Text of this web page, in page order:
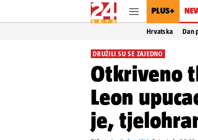
PLUS+
Hrvatska Dan
DRUŽILI SU SE ZAJEDNO
Otkriveno
Leon
je,